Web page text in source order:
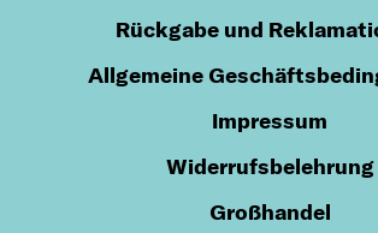
Rückgabe und
Allgemeine
Impressum
Widerrufsbelehrung
Großhandel